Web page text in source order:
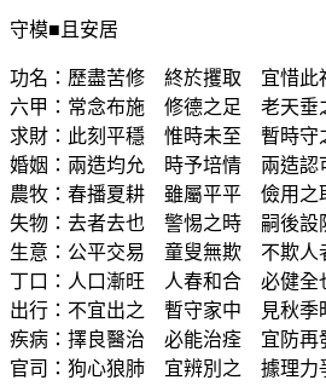
守模■且安居
功名：歷盡苦修 終於攫取 宜惜
六甲：常念布施 修德之足 老天
求財：此刻平穩 惟時未至 暫時守
婚姻：兩造均允 時予培情 兩造認
農牧：春播夏耕 雖屬平平 儉用
失物：去者去也 警惕之時 嗣後
生意：公平交易 童叟無欺 不欺
丁口：人口漸旺 人春和合 必健
出行：不宜出之 暫守家中 見秋
疾病：擇良醫治 必能治痊 宜防再
官司：狗心狼肺 宜辨別之 據理